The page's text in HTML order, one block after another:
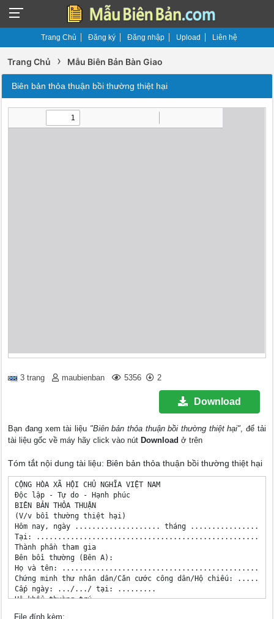
Trang Chủ Đăng ký Đăng nhập Upload Liên hệ
Trang Chủ › Mẫu Biên Bản Bàn Giao
Biên bản thỏa thuận bồi thường thiệt hại
3 trang maubienban 5356 2
Download
Bạn đang xem tài liệu "Biên bản thỏa thuận bồi thường thiệt hại", để tải
tài liệu gốc về máy hãy click vào nút Download ở trên
Tóm tắt nội dung tài liệu: Biên bản thỏa thuận bồi thường thiệt hại
CỘNG HÒA XÃ HỘI CHỦ NGHĨA VIỆT NAM
Độc lập - Tự do - Hạnh phúc
BIÊN BẢN THỎA THUẬN
(V/v bồi thường thiệt hại)
Hôm nay, ngày .................... tháng
Tại:
Thành phần tham gia
Bên bồi thường (Bên A):
Họ và tên:
Chứng minh thư nhân dân/Căn cước công dân/Hộ chiếu:
Cấp ngày: .../.../ tại: .........
Hộ khẩu thường trú:
File đính kèm: